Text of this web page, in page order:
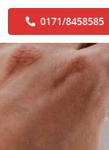
0171/8458585